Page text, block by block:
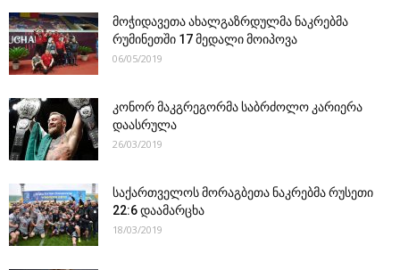
მოჭიდავეთა ახალგაზრდულმა ნაკრებმა
რუმინეთში 17 მედალი მოიპოვა
06/05/2019
კონორ მაკგრეგორმა საბრძოლო კარიერა
დაასრულა
26/03/2019
საქართველოს მორაგბეთა ნაკრებმა რუსეთი
22:6 დაამარცხა
18/03/2019